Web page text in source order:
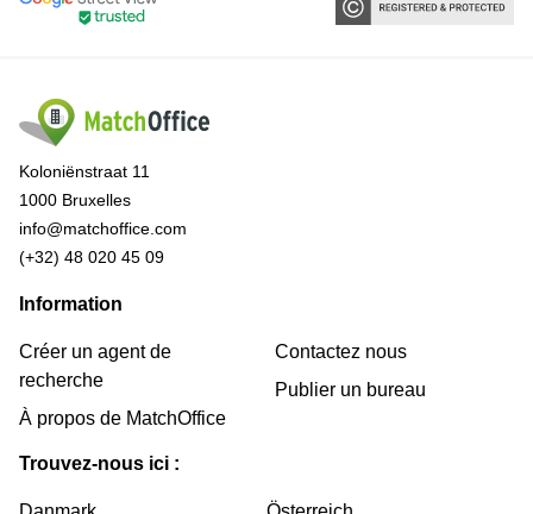
Koloniënstraat 11
1000 Bruxelles
info@matchoffice.com
(+32) 48 020 45 09
Information
Créer un agent de
recherche
À propos de MatchOffice
Contactez nous
Publier un bureau
Trouvez-nous ici :